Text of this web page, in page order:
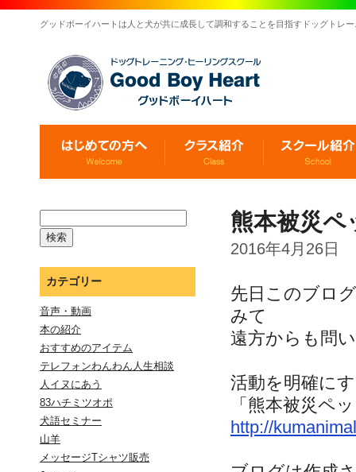
グッドボーイハートは人と犬が共に成長して調和することを目指すドッグトレ
カテゴリー
音声・動画
本の紹介
おすすめのアイテム
テレフォンわんわん人生相談
人イヌにあう
83ハチミツオポ
犬語セミナー
山羊
メッセージTシャツ販売
熊本被災ペ
2016年4月26日
先日このブロ
みて
遠方からも問
活動を明確に
「熊本被災ペ
http://